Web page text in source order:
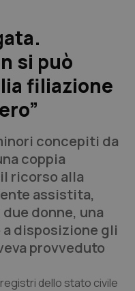
si può
filiazione
concepiti da
coppia
ricorso alla
assistita,
donne, una
a disposizione gli
provveduto
dello stato civile